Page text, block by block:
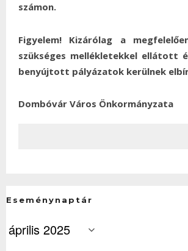
számon.
Figyelem! Kizárólag a
szükséges mellékletekkel ellátott
benyújtott pályázatok kerülnek
Dombóvár Város Önkormányzata
Eseménynaptár